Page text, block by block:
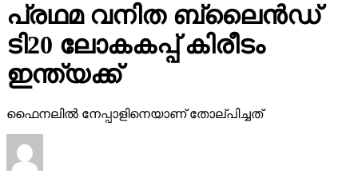
പ്രഥമ വനിത ബ്ലൈൻഡ്
ടി20 ലോകകപ്പ് കിരീടം
ഇന്ത്യക്ക്
ഫൈനലിൽ നേപ്പാളിനെയാണ് തോല്പിച്ചത്